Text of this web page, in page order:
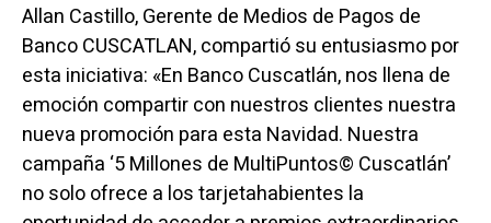
Allan Castillo, Gerente de Medios de Pagos de
Banco CUSCATLAN, compartió su entusiasmo por
esta iniciativa: «En Banco Cuscatlán, nos llena de
emoción compartir con nuestros clientes nuestra
nueva promoción para esta Navidad. Nuestra
campaña ‘5 Millones de MultiPuntos© Cuscatlán’
no solo ofrece a los tarjetahabientes la